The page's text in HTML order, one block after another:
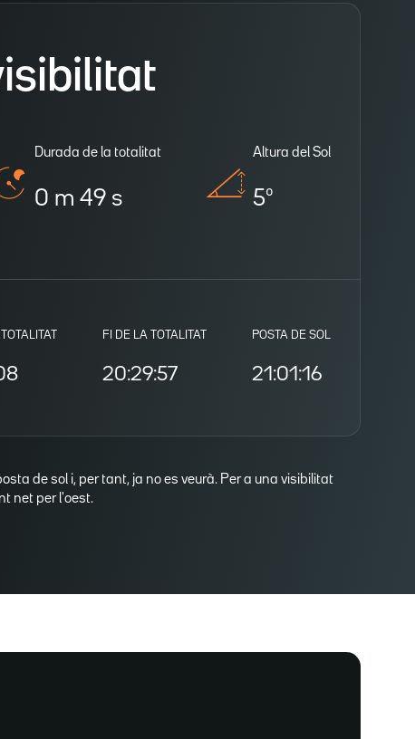
Durada de la totalitat
0 m 49 s
Altura del Sol
5º
FI DE LA TOTALITAT
20:29:57
POSTA DE SOL
21:01:16
de sol i, per tant, ja no es veurà. Per a una visibilitat
net per l'oest.